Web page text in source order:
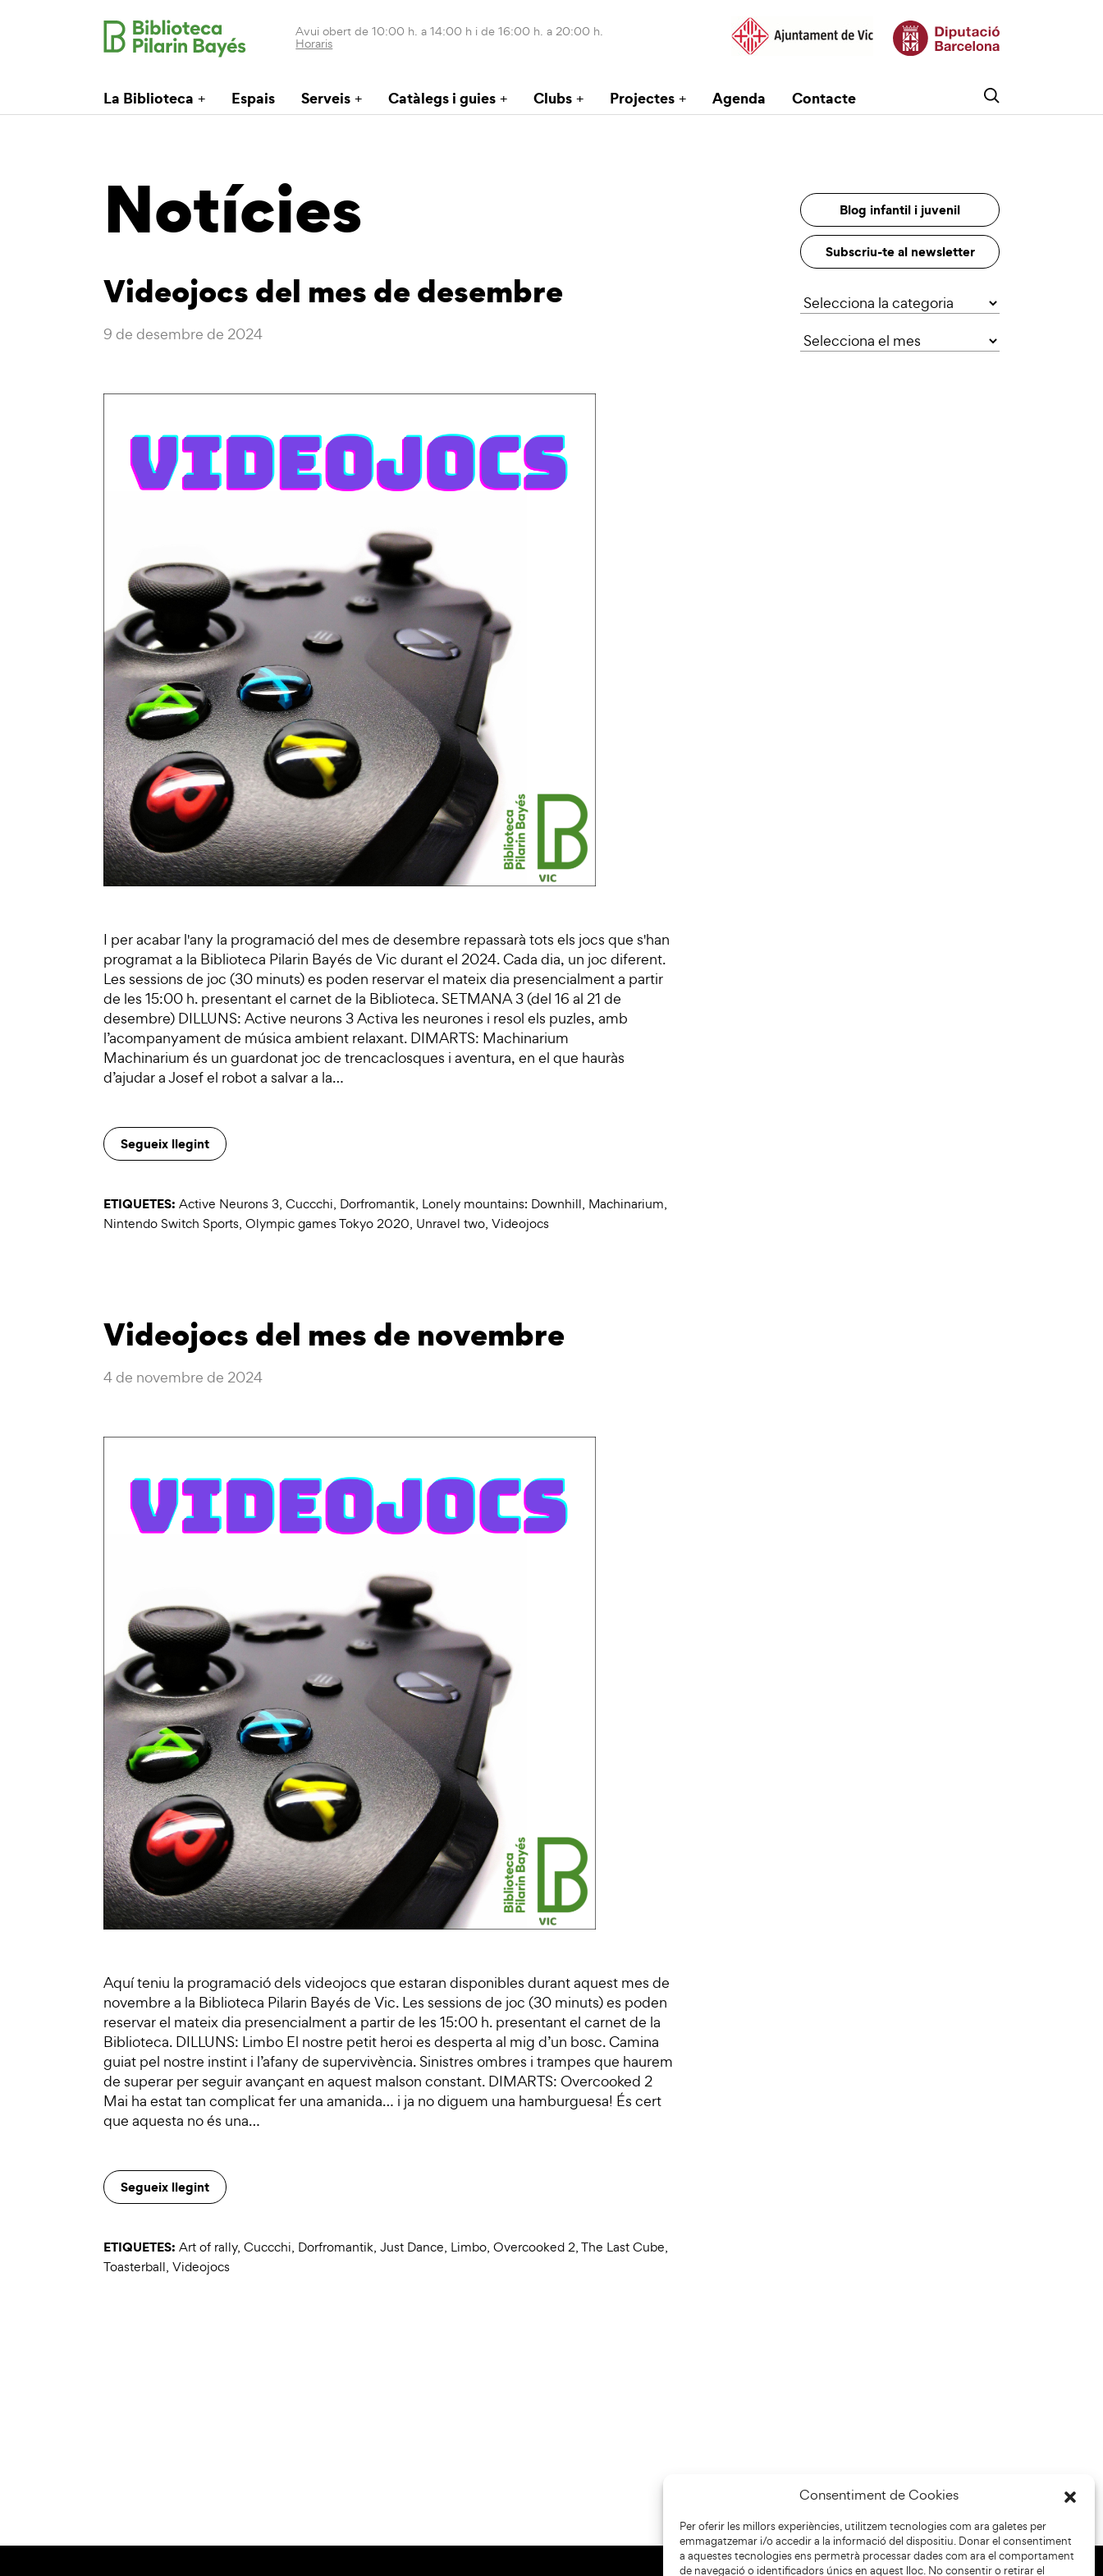
Consentiment de Cookies
Per oferir les millors experiències, utilitzem tecnologies com ara galetes per
emmagatzemar i/o accedir a la informació del dispositiu. Donar el consentiment
a aquestes tecnologies ens permetrà processar dades com ara el comportament
de navegació o identificadors únics en aquest lloc. No consentir o retirar el
Avui obert de 10:00 h. a 14:00 h i de 16:00 h. a 20:00 h.
Horaris
La Biblioteca Espais Serveis Catàlegs i guies Clubs Projectes Agenda Contacte
Notícies Blog infantil i juvenil
Subscriu-te al newsletter
Videojocs del mes de desembre
9 de desembre de 2024
I per acabar l'any la programació del mes de desembre repassarà tots els jocs que s'han
programat a la Biblioteca Pilarin Bayés de Vic durant el 2024. Cada dia, un joc diferent.
Les sessions de joc (30 minuts) es poden reservar el mateix dia presencialment a partir
de les 15:00 h. presentant el carnet de la Biblioteca. SETMANA 3 (del 16 al 21 de
desembre) DILLUNS: Active neurons 3 Activa les neurones i resol els puzles, amb
l’acompanyament de música ambient relaxant. DIMARTS: Machinarium
Machinarium és un guardonat joc de trencaclosques i aventura, en el que hauràs
d’ajudar a Josef el robot a salvar a la…
Segueix llegint
ETIQUETES: Active Neurons 3, Cuccchi, Dorfromantik, Lonely mountains: Downhill, Machinarium,
Nintendo Switch Sports, Olympic games Tokyo 2020, Unravel two, Videojocs
Videojocs del mes de novembre
4 de novembre de 2024
Aquí teniu la programació dels videojocs que estaran disponibles durant aquest mes de
novembre a la Biblioteca Pilarin Bayés de Vic. Les sessions de joc (30 minuts) es poden
reservar el mateix dia presencialment a partir de les 15:00 h. presentant el carnet de la
Biblioteca. DILLUNS: Limbo El nostre petit heroi es desperta al mig d’un bosc. Camina
guiat pel nostre instint i l’afany de supervivència. Sinistres ombres i trampes que haurem
de superar per seguir avançant en aquest malson constant. DIMARTS: Overcooked 2
Mai ha estat tan complicat fer una amanida… i ja no diguem una hamburguesa! És cert
que aquesta no és una…
Segueix llegint
ETIQUETES: Art of rally, Cuccchi, Dorfromantik, Just Dance, Limbo, Overcooked 2,The Last Cube,
Toasterball, Videojocs
Categories